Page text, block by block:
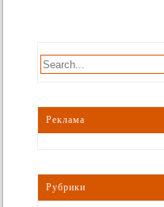
Реклама
Рубрики